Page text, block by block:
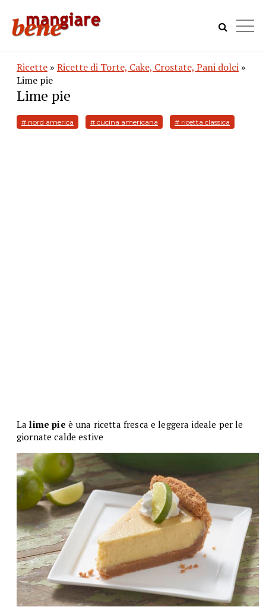
Ricette » Ricette di Torte, Cake, Crostate, Pani dolci »
Lime pie
Lime pie
# nord america # cucina americana # ricetta classica
Lalime pie è una ricetta fresca e leggera ideale per le
giornate calde estive